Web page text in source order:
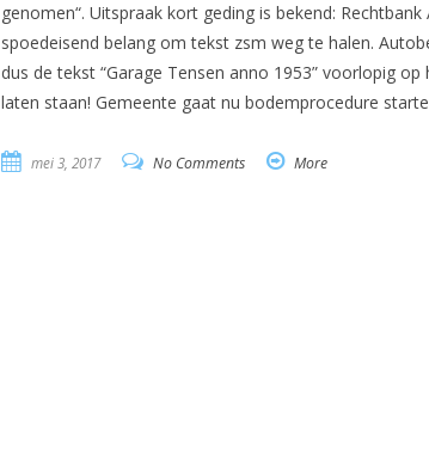
genomen“. Uitspraak kort geding is bekend:
spoedeisend belang om tekst zsm weg te halen.
dus de tekst “Garage Tensen anno 1953” voorlopig
laten staan! Gemeente gaat nu bodemprocedure
mei 3, 2017 No Comments More